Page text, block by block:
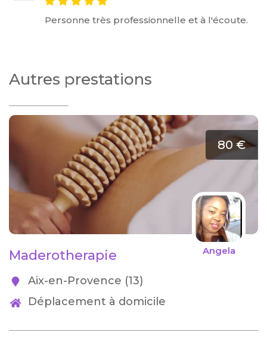
Personne très professionnelle et à l'écoute.
Autres prestations
80 €
Angela
Maderotherapie
Aix-en-Provence (13)
Déplacement à domicile